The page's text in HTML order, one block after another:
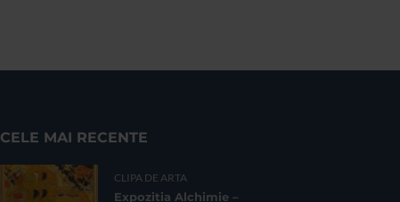
CELE MAI RECENTE
CLIPA DE ARTA
Expoziția Alchimie –